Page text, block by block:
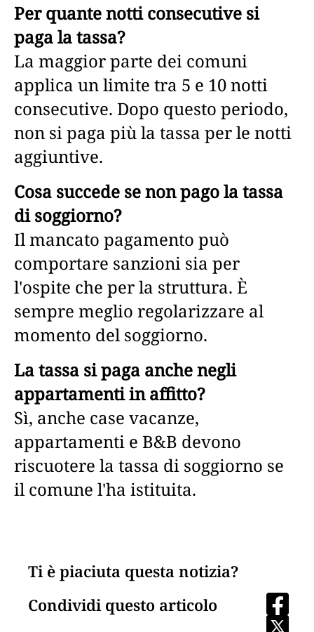
Per quante notti consecutive si
paga la tassa?
La maggior parte dei comuni
applica un limite tra 5 e 10 notti
consecutive. Dopo questo periodo,
non si paga più la tassa per le notti
aggiuntive.
Cosa succede se non pago la tassa
di soggiorno?
Il mancato pagamento può
comportare sanzioni sia per
l'ospite che per la struttura. È
sempre meglio regolarizzare al
momento del soggiorno.
La tassa si paga anche negli
appartamenti in affitto?
Sì, anche case vacanze,
appartamenti e B&B devono
riscuotere la tassa di soggiorno se
il comune l'ha istituita.
Ti è piaciuta questa notizia?
Condividi questo articolo